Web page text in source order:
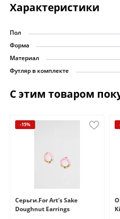
Характеристики
Пол
Форма
Материал
Футляр в комплекте
С этим товаром
-15%
Серьги.For Art's Sake
Doughnut Earrings